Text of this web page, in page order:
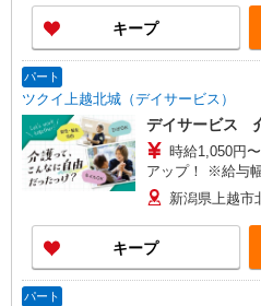
ア→ケアの移動時
事業所加算手当
経験等による
キープ
パート
ツクイ上越北城（デイサービス）
デイサービス
時給1,050円〜1,529円 ★土日
アップ！ ※給与
新潟県上越市
キープ
パート